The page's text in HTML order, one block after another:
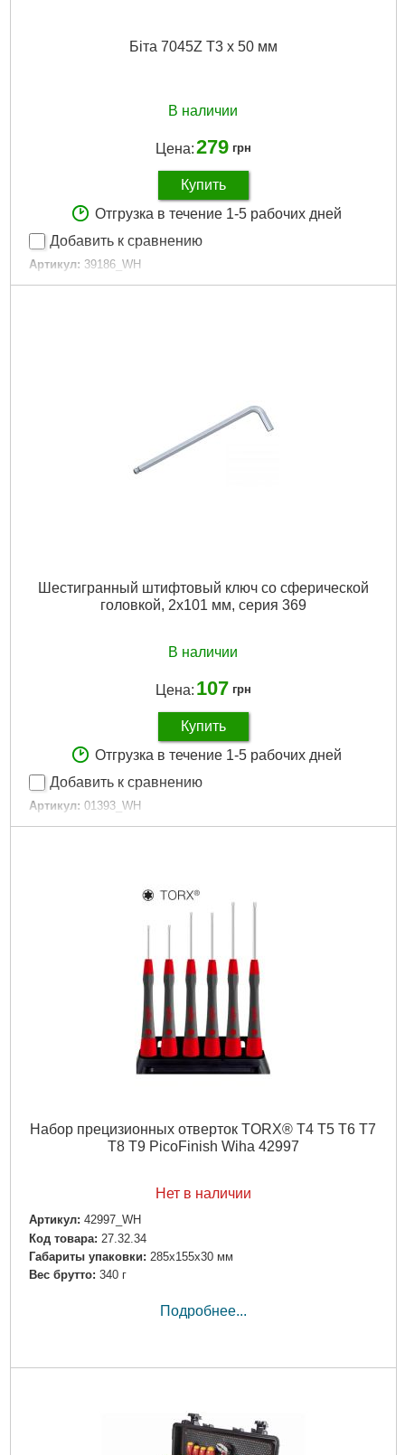
Біта 7045Z T3 x 50 мм
В наличии
Цена:279 грн
Купить
Отгрузка в течение 1-5 рабочих дней
Добавить к сравнению
Артикул: 39186_WH
Код товара: 27.35.20
Звездочка (Torx)
Подробнее...
Шестигранный штифтовый ключ со сферической
головкой, 2x101 мм, серия 369
В наличии
Цена: 107 грн
Купить
Отгрузка в течение 1-5 рабочих дней
Добавить к сравнению
Артикул: 01393_WH
Код товара: 27.35.47
Набор прецизионных отверток TORX® T4 T5 T6 T7
T8 T9 PicoFinish Wiha 42997
Нет в наличии
Артикул: 42997_WH
Код товара: 27.32.34
Габариты упаковки: 285x155x30 мм
Вес брутто: 340 г
Подробнее...